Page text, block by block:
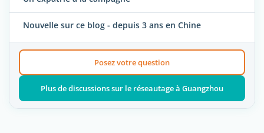
Nouvelle sur ce blog - depuis 3 ans en Chine
Posez votre question
Plus de discussions sur le réseautage à Guangzhou